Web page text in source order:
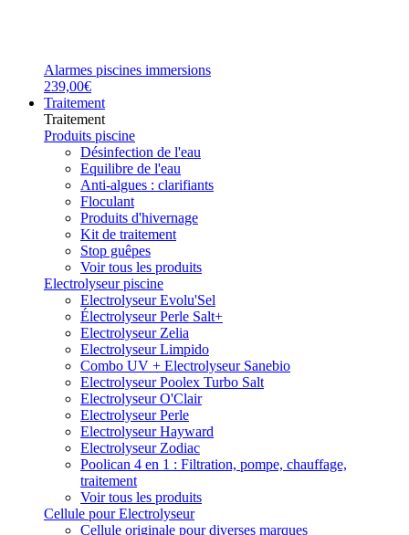
Alarmes piscines immersions
239,00€
Traitement
Traitement
Produits piscine
Désinfection de l'eau
Equilibre de l'eau
Anti-algues : clarifiants
Floculant
Produits d'hivernage
Kit de traitement
Stop guêpes
Voir tous les produits
Electrolyseur piscine
Electrolyseur Evolu'Sel
Électrolyseur Perle Salt+
Electrolyseur Zelia
Electrolyseur Limpido
Combo UV + Electrolyseur Sanebio
Electrolyseur Poolex Turbo Salt
Electrolyseur O'Clair
Electrolyseur Perle
Electrolyseur Hayward
Electrolyseur Zodiac
Poolican 4 en 1 : Filtration, pompe, chauffage,
traitement
Voir tous les produits
Cellule pour Electrolyseur
Cellule originale pour diverses marques